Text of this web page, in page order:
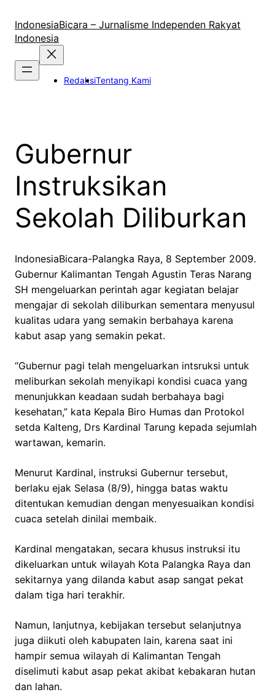
konten
IndonesiaBicara – Jurnalisme Independen Rakyat
Indonesia
RedaksiTentang Kami
Gubernur
Instruksikan
Sekolah Diliburkan
IndonesiaBicara-Palangka Raya, 8 September 2009.
Gubernur Kalimantan Tengah Agustin Teras Narang
SH mengeluarkan perintah agar kegiatan belajar
mengajar di sekolah diliburkan sementara menyusul
kualitas udara yang semakin berbahaya karena
kabut asap yang semakin pekat.
“Gubernur pagi telah mengeluarkan intsruksi untuk
meliburkan sekolah menyikapi kondisi cuaca yang
menunjukkan keadaan sudah berbahaya bagi
kesehatan,” kata Kepala Biro Humas dan Protokol
setda Kalteng, Drs Kardinal Tarung kepada sejumlah
wartawan, kemarin.
Menurut Kardinal, instruksi Gubernur tersebut,
berlaku ejak Selasa (8/9), hingga batas waktu
ditentukan kemudian dengan menyesuaikan kondisi
cuaca setelah dinilai membaik.
Kardinal mengatakan, secara khusus instruksi itu
dikeluarkan untuk wilayah Kota Palangka Raya dan
sekitarnya yang dilanda kabut asap sangat pekat
dalam tiga hari terakhir.
Namun, lanjutnya, kebijakan tersebut selanjutnya
juga diikuti oleh kabupaten lain, karena saat ini
hampir semua wilayah di Kalimantan Tengah
diselimuti kabut asap pekat akibat kebakaran hutan
dan lahan.